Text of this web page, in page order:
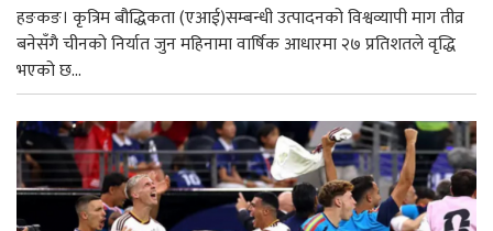
हङकङ। कृत्रिम बौद्धिकता (एआई)सम्बन्धी उत्पादनको विश्वव्यापी माग तीव्र
बनेसँगै चीनको निर्यात जुन महिनामा वार्षिक आधारमा २७ प्रतिशतले वृद्धि
भएको छ...